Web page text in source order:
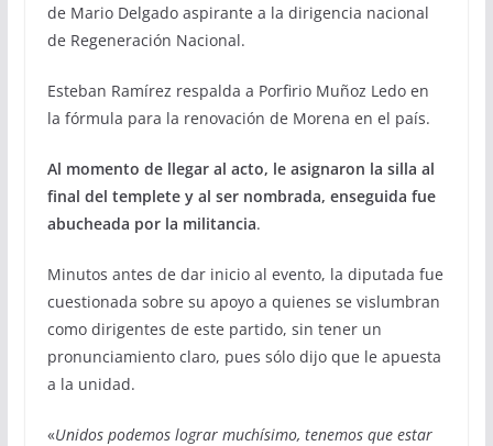
de Mario Delgado aspirante a la dirigencia nacional
de Regeneración Nacional.
Esteban Ramírez respalda a Porfirio Muñoz Ledo en
la fórmula para la renovación de Morena en el país.
Al momento de llegar al acto, le asignaron la silla al
final del templete y al ser nombrada, enseguida fue
abucheada por la militancia.
Minutos antes de dar inicio al evento, la diputada fue
cuestionada sobre su apoyo a quienes se vislumbran
como dirigentes de este partido, sin tener un
pronunciamiento claro, pues sólo dijo que le apuesta
a la unidad.
«Unidos podemos lograr muchísimo, tenemos que estar